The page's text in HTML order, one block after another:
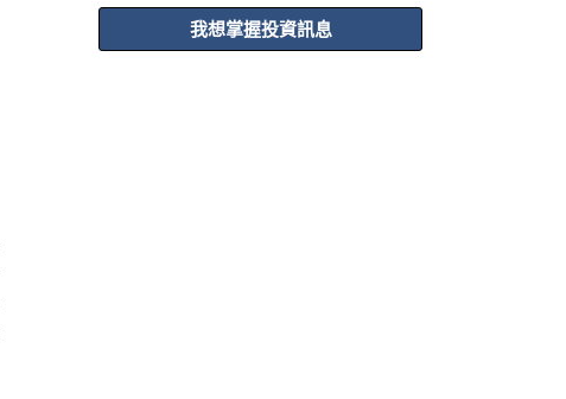
我想掌握投資訊息